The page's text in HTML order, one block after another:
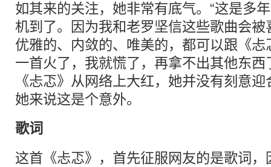
如其来的关注，她非常有底气。“这是多
机到了。因为我和老罗坚信这些歌曲会
优雅的、内敛的、唯美的，都可以跟《
一首火了，我就慌了，再拿不出其他东西
《忐忑》从网络上大红，她并没有刻意
她来说这是个意外。
歌词
这首《忐忑》，首先征服网友的是歌词